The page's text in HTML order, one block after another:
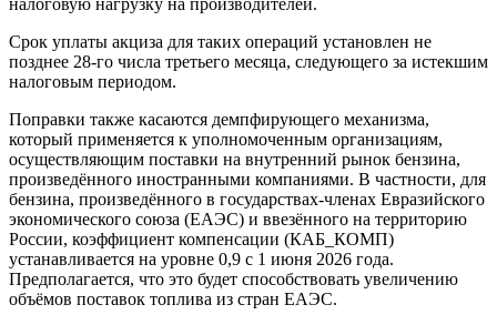
Срок уплаты акциза для таких операций установлен не
позднее 28-го числа третьего месяца, следующего за истекшим
налоговым периодом.
Поправки также касаются демпфирующего механизма,
который применяется к уполномоченным организациям,
осуществляющим поставки на внутренний рынок бензина,
произведённого иностранными компаниями. В частности, для
бензина, произведённого в государствах-членах Евразийского
экономического союза (ЕАЭС) и ввезённого на территорию
России, коэффициент компенсации (КАБ_КОМП)
устанавливается на уровне 0,9 с 1 июня 2026 года.
Предполагается, что это будет способствовать увеличению
объёмов поставок топлива из стран ЕАЭС.